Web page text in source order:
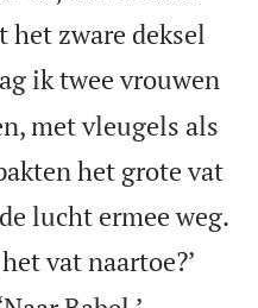
zware deksel
ik twee vrouwen
met vleugels als
het grote vat
lucht ermee weg.
vat naartoe?’